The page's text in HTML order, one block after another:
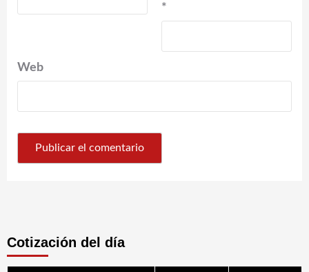
*
Web
Cotización del día